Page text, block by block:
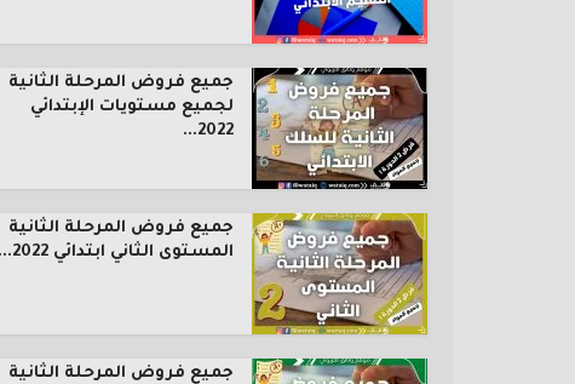
جميع فروض المرحلة الثانية
لجميع مستويات الإبتدائي
2022...
جميع فروض المرحلة الثانية
المستوى الثاني ابتدائي 2022...
جميع فروض المرحلة الثانية